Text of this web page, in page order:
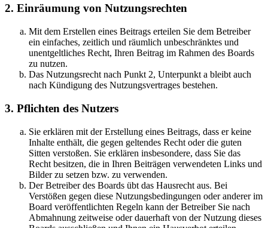
2. Einräumung von Nutzungsrechten
Mit dem Erstellen eines Beitrags erteilen Sie dem Betreiber
ein einfaches, zeitlich und räumlich unbeschränktes und
unentgeltliches Recht, Ihren Beitrag im Rahmen des Boards
zu nutzen.
Das Nutzungsrecht nach Punkt 2, Unterpunkt a bleibt auch
nach Kündigung des Nutzungsvertrages bestehen.
3. Pflichten des Nutzers
Sie erklären mit der Erstellung eines Beitrags, dass er keine
Inhalte enthält, die gegen geltendes Recht oder die guten
Sitten verstoßen. Sie erklären insbesondere, dass Sie das
Recht besitzen, die in Ihren Beiträgen verwendeten Links und
Bilder zu setzen bzw. zu verwenden.
Der Betreiber des Boards übt das Hausrecht aus. Bei
Verstößen gegen diese Nutzungsbedingungen oder anderer im
Board veröffentlichten Regeln kann der Betreiber Sie nach
Abmahnung zeitweise oder dauerhaft von der Nutzung dieses